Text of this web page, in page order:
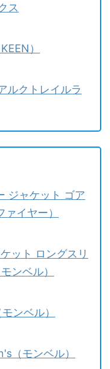
ス
）
ルクトレイルラ
ジャケット ゴア
イヤー）
ット ロングスリ
ンベル）
ンベル）
（モンベル）